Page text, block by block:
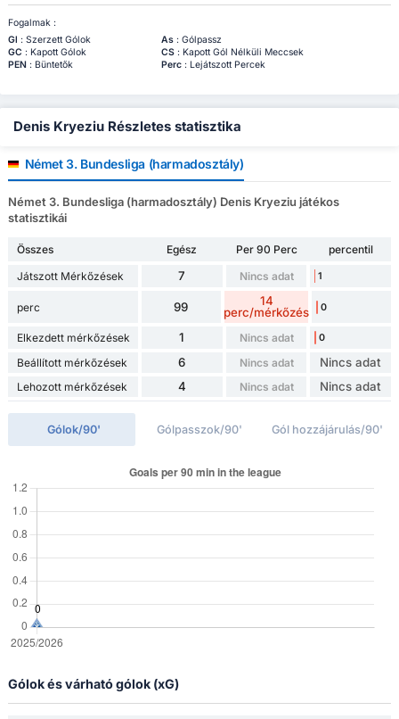
Fogalmak :
Gl : Szerzett Gólok As: Gólpassz
GC : Kapott Gólok CS: Kapott Gól Nélküli Meccsek
PEN : Büntetők Perc: Lejátszott Percek
Denis Kryeziu Részletes statisztika
Német 3. Bundesliga (harmadosztály)
Német 3. Bundesliga (harmadosztály) Denis Kryeziu játékos
statisztikái
Összes Egész Per 90 Perc
percentil
Játszott Mérkőzések
7 Nincs adat 1
perc 99
14
perc/mérkőzés
0
Elkezdett mérkőzések 1 Nincs adat 0
Beállított mérkőzések 6 Nincs adat Nincs adat
Lehozott mérkőzések 4 Nincs adat Nincs adat
Gólok/90' Gólpasszok/90' Gól hozzájárulás/90'
Gólok és várható gólok (xG)